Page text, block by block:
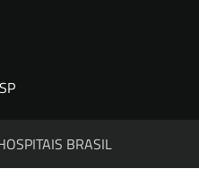
BRASIL